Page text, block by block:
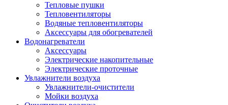
Тепловые пушки
Тепловентиляторы
Водяные тепловентиляторы
Аксессуары для обогревателей
Водонагреватели
Аксессуары
Электрические накопительные
Электрические проточные
Увлажнители воздуха
Увлажнители-очистители
Мойки воздуха